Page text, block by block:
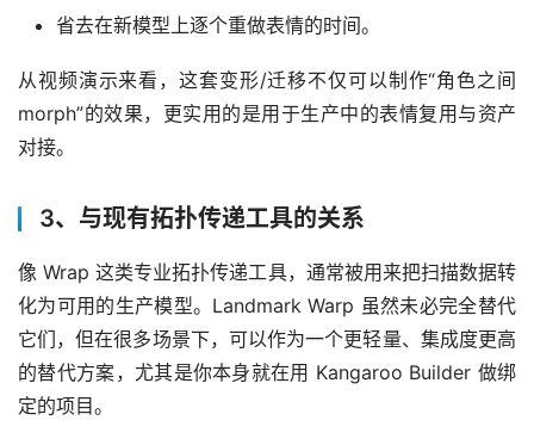
省去在新模型上逐个重做表情的时间。
从视频演示来看，这套变形/迁移不仅可以制作“角色之间
morph”的效果，更实用的是用于生产中的表情复用与资产
对接。
3、与现有拓扑传递工具的关系
像 Wrap 这类专业拓扑传递工具，通常被用来把扫描数据转
化为可用的生产模型。Landmark Warp 虽然未必完全替代
它们，但在很多场景下，可以作为一个更轻量、集成度更高
的替代方案，尤其是你本身就在用 Kangaroo Builder 做绑
定的项目。